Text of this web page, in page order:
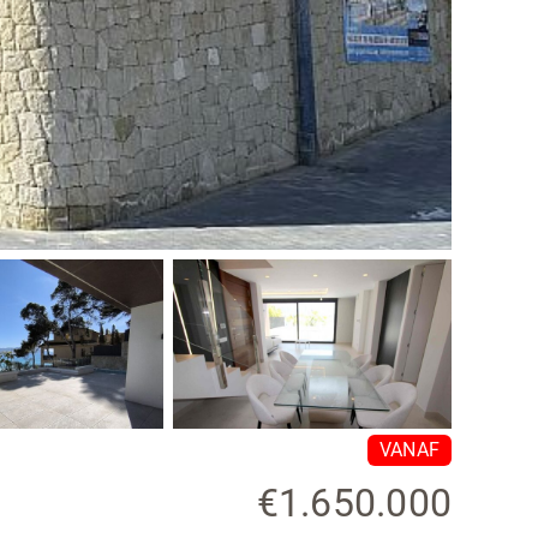
€1.650.000
VANAF